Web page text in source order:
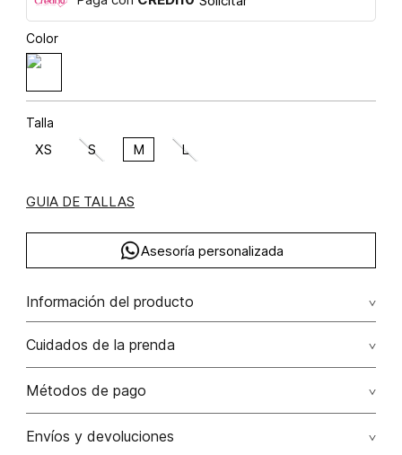
Color
Talla
XS S M L
GUIA DE TALLAS
Asesoría personalizada
Información del producto
Rayón 100% 100.00% rayón/rayon
Cuidados de la prenda
Lavar a mano por separado / no dejar en remojo / no
Métodos de pago
Tarjetas de crédito: Visa, Dinners, Master Card y American
Envíos y devoluciones